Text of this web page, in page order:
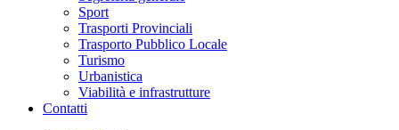
Sport
Trasporti Provinciali
Trasporto Pubblico Locale
Turismo
Urbanistica
Viabilità e infrastrutture
Contatti